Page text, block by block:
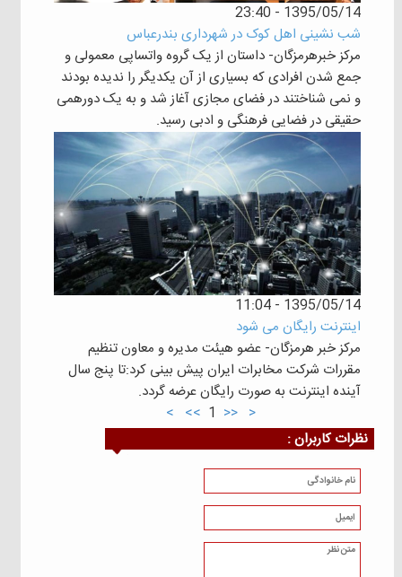
1395/05/14 - 23:40
شب نشینی اهل کوک در شهرداری بندرعباس
مرکز خبرهرمزگان- داستان از یک گروه واتساپی معمولی و
جمع شدن افرادی که بسیاری از آن یکدیگر را ندیده بودند
و نمی شناختند در فضای مجازی آغاز شد و به یک دورهمی
حقیقی در فضایی فرهنگی و ادبی رسید.
1395/05/14 - 11:04
اینترنت رایگان می شود
مرکز خبر هرمزگان- عضو هیئت مدیره و معاون تنظیم
مقررات شرکت مخابرات ایران پیش بینی کرد:تا پنج سال
آینده اینترنت به صورت رایگان عرضه گردد.
<
<<
1
>>
>
نظرات كاربران :